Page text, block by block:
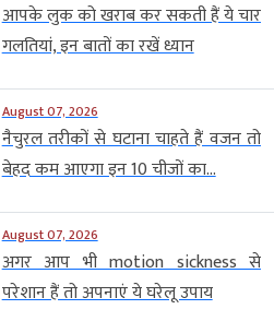
आपके लुक को खराब कर सकती हैं ये चार
गलतियां, इन बातों का रखें ध्यान
August 07, 2026
नैचुरल तरीकों से घटाना चाहते हैं वजन तो
बेहद कम आएगा इन 10 चीजों का...
August 07, 2026
अगर आप भी motion sickness से
परेशान हैं तो अपनाएं ये घरेलू उपाय